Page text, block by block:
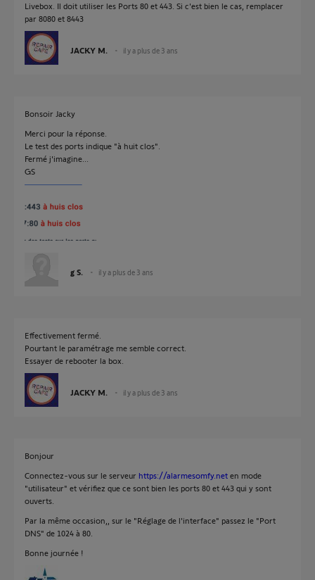
Livebox. Il doit utiliser les Ports 80 et 443. Si c'est bien le cas, remplacer
par 8080 et 8443
JACKY M. il y a plus de 3 ans
Bonsoir Jacky
Merci pour la réponse.
Le test des ports indique "à huit clos".
Fermé j'imagine...
GS
g S. il y a plus de 3 ans
Effectivement fermé.
Pourtant le paramétrage me semble correct.
Essayer de rebooter la box.
JACKY M. il y a plus de 3 ans
Bonjour
Connectez-vous sur le serveur https://alarmesomfy.net en mode
"utilisateur" et vérifiez que ce sont bien les ports 80 et 443 qui y sont
ouverts.
Par la même occasion,, sur le "Réglage de l'interface" passez le "Port
DNS" de 1024 à 80.
Bonne journée !